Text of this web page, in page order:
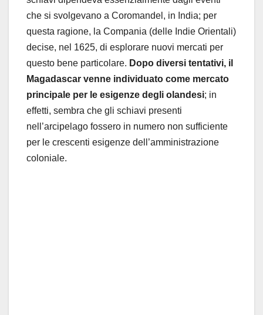
che si svolgevano a Coromandel, in India; per
questa ragione, la Compania (delle Indie Orientali)
decise, nel 1625, di esplorare nuovi mercati per
questo bene particolare. Dopo diversi tentativi, il
Magadascar venne individuato come mercato
principale per le esigenze degli olandesi; in
effetti, sembra che gli schiavi presenti
nell’arcipelago fossero in numero non sufficiente
per le crescenti esigenze dell’amministrazione
coloniale.